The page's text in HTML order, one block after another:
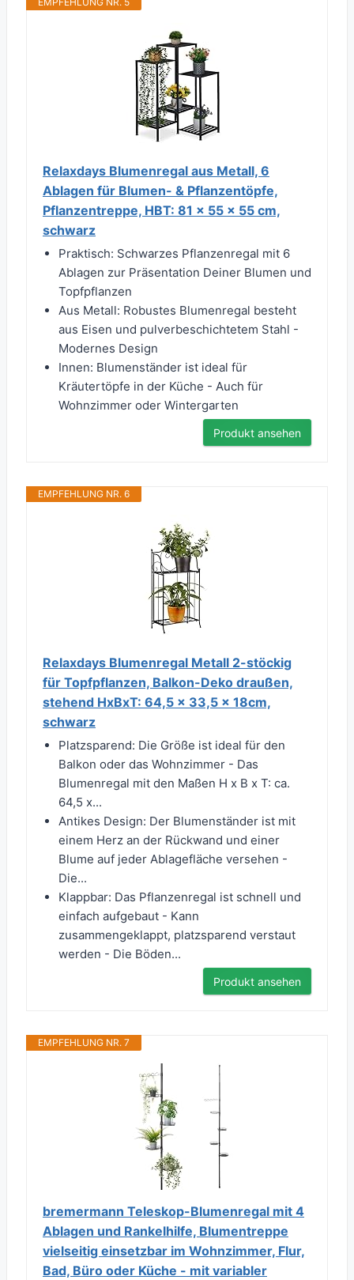
Relaxdays Blumenregal aus Metall, 6
Ablagen für Blumen- & Pflanzentöpfe,
Pflanzentreppe, HBT: 81 x 55 x 55 cm,
schwarz
Praktisch: Schwarzes Pflanzenregal mit 6
Ablagen zur Präsentation Deiner Blumen und
Topfpflanzen
Aus Metall: Robustes Blumenregal besteht
aus Eisen und pulverbeschichtetem Stahl -
Modernes Design
Innen: Blumenständer ist ideal für
Kräutertöpfe in der Küche - Auch für
Wohnzimmer oder Wintergarten
Produkt ansehen
EMPFEHLUNG NR. 6
Relaxdays Blumenregal Metall 2-stöckig
für Topfpflanzen, Balkon-Deko draußen,
stehend HxBxT: 64,5 x 33,5 x 18cm,
schwarz
Platzsparend: Die Größe ist ideal für den
Balkon oder das Wohnzimmer - Das
Blumenregal mit den Maßen H x B x T: ca.
64,5 x...
Antikes Design: Der Blumenständer ist mit
einem Herz an der Rückwand und einer
Blume auf jeder Ablagefläche versehen -
Die...
Klappbar: Das Pflanzenregal ist schnell und
einfach aufgebaut - Kann
zusammengeklappt, platzsparend verstaut
werden - Die Böden...
Produkt ansehen
EMPFEHLUNG NR. 7
bremermann Teleskop-Blumenregal mit 4
Ablagen und Rankelhilfe, Blumentreppe
vielseitig einsetzbar im Wohnzimmer, Flur,
Bad, Büro oder Küche - mit variabler